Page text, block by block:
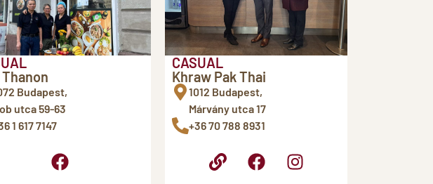
Budapest,
utca 59-63
1 617 7147
CASUAL
Khraw Pak Thai
1012 Budapest,
Márvány utca 17
+36 70 788 8931